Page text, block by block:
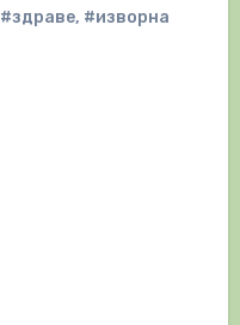
#здраве, #изворна